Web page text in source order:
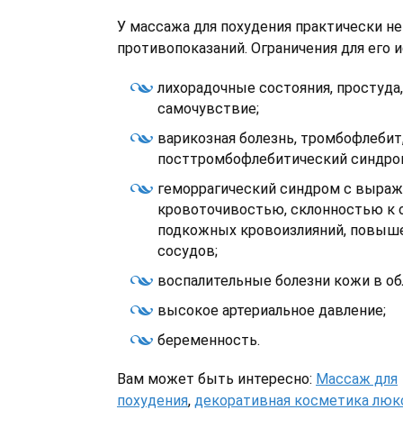
У массажа для похудения практически
противопоказаний. Ограничения для его
лихорадочные состояния,
самочувствие;
варикозная болезнь,
посттромбофлебитический
геморрагический синдром с
кровоточивостью, склонностью к
подкожных кровоизлияний,
сосудов;
воспалительные болезни кожи в
высокое артериальное давление;
беременность.
Вам может быть интересно: Массаж для
похудения, декоративная косметика